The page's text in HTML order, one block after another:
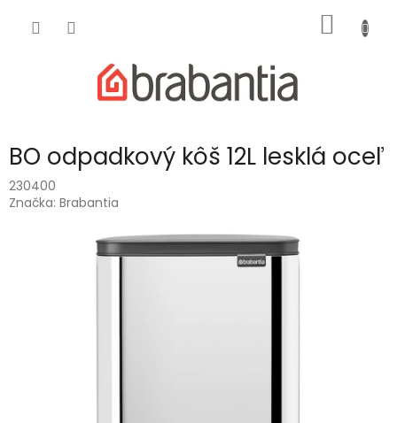
KOŠÍK
BO odpadkový kôš 12L lesklá oceľ
230400
Značka: Brabantia